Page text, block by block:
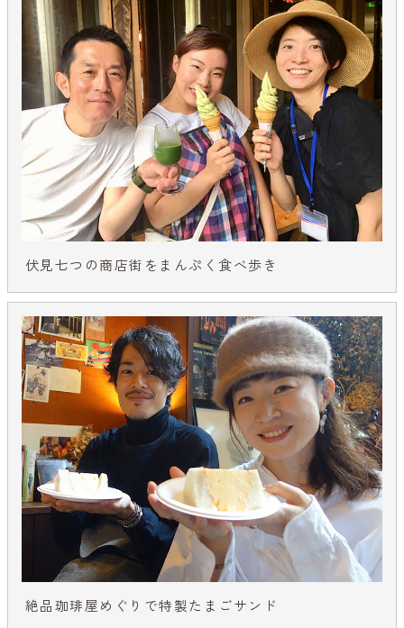
伏見七つの商店街をまんぷく食べ歩き
絶品珈琲屋めぐりで特製たまごサンド